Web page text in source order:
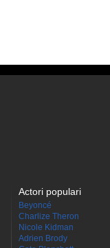
Actori populari
Beyoncé
Charlize Theron
Nicole Kidman
Adrien Brody